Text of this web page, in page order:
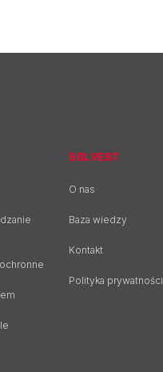
SOLVEST
O nas
Baza wiedzy
Kontakt
Polityka prywatności